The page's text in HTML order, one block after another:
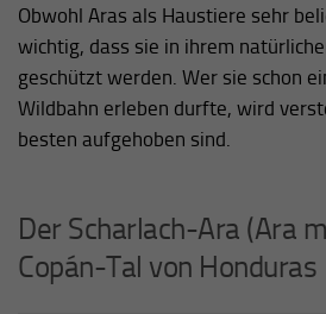
Obwohl Aras als Haustiere sehr
wichtig, dass sie in ihrem
geschützt werden. Wer sie schon
Wildbahn erleben durfte, wird
besten aufgehoben sind.
Der Scharlach-Ara (Ara
Copán-Tal von Honduras